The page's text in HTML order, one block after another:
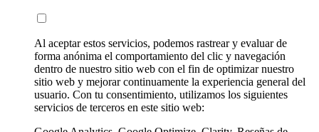
Al aceptar estos servicios, podemos rastrear y evaluar de
forma anónima el comportamiento del clic y navegación
dentro de nuestro sitio web con el fin de optimizar nuestro
sitio web y mejorar continuamente la experiencia general del
usuario. Con tu consentimiento, utilizamos los siguientes
servicios de terceros en este sitio web: